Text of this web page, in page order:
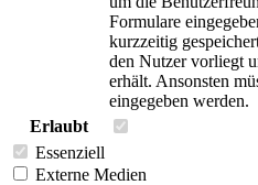
Formulare
kurzzeitig
den Nutzer vorliegt
erhält. Ansonsten
eingegeben werden.
Erlaubt
Essenziell
Externe Medien